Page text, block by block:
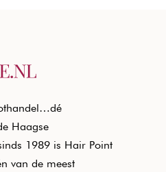
Haagse
1989 is Hair Point
van de meest